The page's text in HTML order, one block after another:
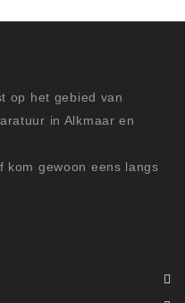
op het gebied van
in Alkmaar en
kom gewoon eens langs